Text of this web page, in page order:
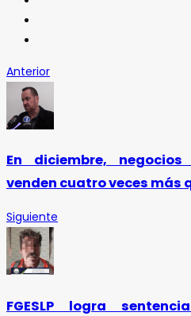
Anterior
En diciembre,
venden cuatro veces más
Siguiente
FGESLP logra